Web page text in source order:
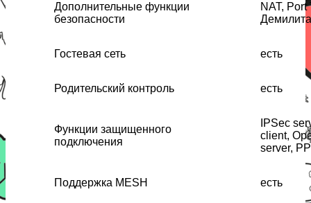
Дополнительные функции
безопасности
NAT,
Гостевая сеть есть
Родительский контроль есть
Функции защищенного
подключения
IPSec
client,
server,
Поддержка MESH есть